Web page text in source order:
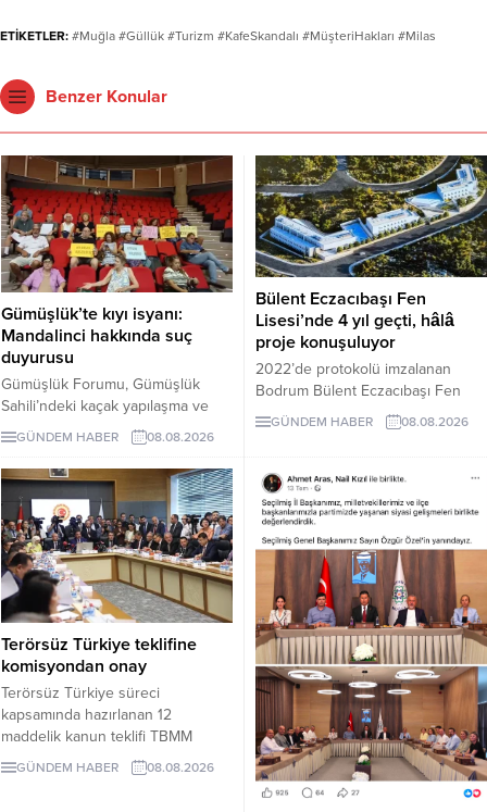
ETİKETLER: #Muğla #Güllük #Turizm #KafeSkandalı #MüşteriHakları #Milas
Benzer Konular
Gümüşlük’te kıyı isyanı:
Mandalinci hakkında suç
duyurusu
Gümüşlük Forumu, Gümüşlük
Sahili’ndeki kaçak yapılaşma ve
Çayıraltı Halk Plajı’ndaki işgal
iddiaları nedeniyle Bodrum
Belediye Başkanı Tamer
Mandalinci hakkında suç
duyurusunda bulundu.
GÜNDEM HABER 08.08.2026
Bülent Eczacıbaşı Fen
Lisesi’nde 4 yıl geçti, hâlâ
proje konuşuluyor
2022’de protokolü imzalanan
Bodrum Bülent Eczacıbaşı Fen
Lisesi için dört yıl sonra hâlâ proje
süreci görüşülüyor. Okulun ne
kabul edeceği belirsiz.
GÜNDEM HABER 08.08.2026
Terörsüz Türkiye teklifine
komisyondan onay
Terörsüz Türkiye süreci
kapsamında hazırlanan 12
maddelik kanun teklifi TBMM
Adalet Komisyonunda kabul edildi.
Teklif 5 ve 10 yıllık erteleme
GÜNDEM HABER 08.08.2026